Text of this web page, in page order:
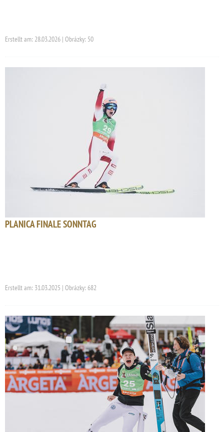
Erstellt am: 28.03.2026 | Obrázky: 50
PLANICA FINALE SONNTAG
Erstellt am: 31.03.2025 | Obrázky: 682